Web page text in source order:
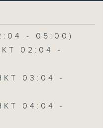
- 05:00)
02:04 -
03:04 -
04:04 -